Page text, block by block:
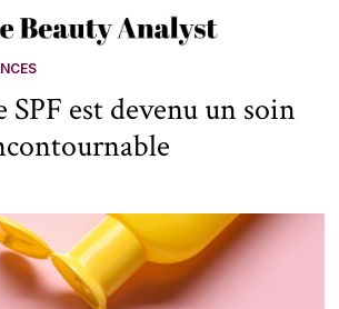
est devenu un soin